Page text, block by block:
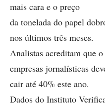
mais cara e o preço
da tonelada do papel
nos últimos três meses.
Analistas acreditam que
empresas jornalísticas
cair até 40% este ano.
Dados do Instituto